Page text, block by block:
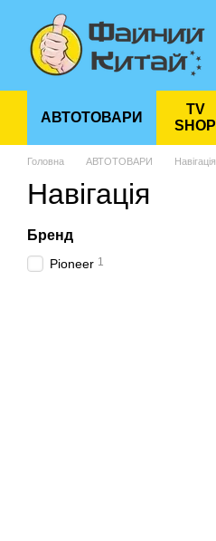
Перейти до основного контенту
АВТОТОВАРИ
TV
SHOP
Головна АВТОТОВАРИ Навігація
Навігація
Бренд
Pioneer 1